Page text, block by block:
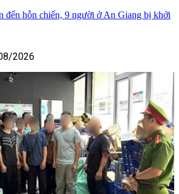
đến hỗn chiến, 9 người ở An Giang bị khởi
2026